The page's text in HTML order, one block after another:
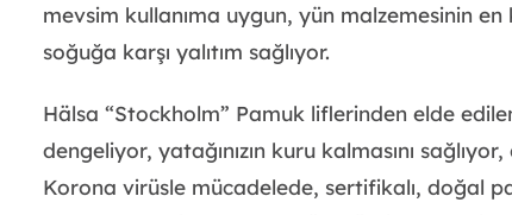
mevsim kullanıma uygun, yün malzemesinin
soğuğa karşı yalıtım sağlıyor.
Hälsa “Stockholm” Pamuk liflerinden elde
dengeliyor, yatağınızın kuru kalmasını
Korona virüsle mücadelede, sertifikalı, doğal